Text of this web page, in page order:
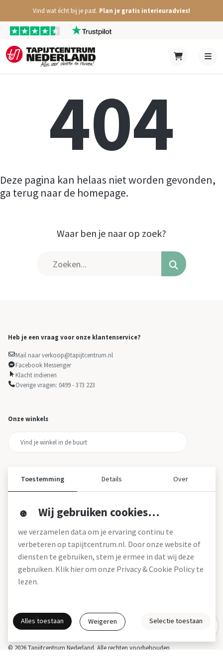
Vind wat écht bij je past. Plan je gratis interieuradvies!
404
Deze pagina kan helaas niet worden gevonden,
ga terug naar de homepage.
Waar ben je naar op zoek?
Heb je een vraag voor onze klantenservice?
Mail naar verkoop@tapijtcentrum.nl
Facebook Messenger
Klacht indienen
Overige vragen: 0499 - 373 223
Onze winkels
Over tapijtcentrum
Werken bij
Montageservice
Blog
© 2026 Tapijtcentrum Nederland. Alle rechten voorbehouden
Actie- en betalingsvoorwaarden * Disclaimer
Gratis interieuradvies
Toestemming Details Over
Wij gebruiken cookies…
we verzamelen data om je ervaring continu te
verbeteren op tapijtcentrum.nl. Door onze website of
diensten te gebruiken, stem je ermee in dat wij deze
gebruiken. Klik hier om onze Privacy & Cookie Policy te
lezen.
Alles toestaan Weigeren Selectie toestaan